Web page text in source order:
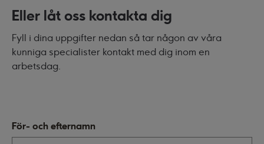
Eller låt oss kontakta dig
Fyll i dina uppgifter nedan så tar någon av våra
kunniga specialister kontakt med dig inom en
arbetsdag.
För- och efternamn